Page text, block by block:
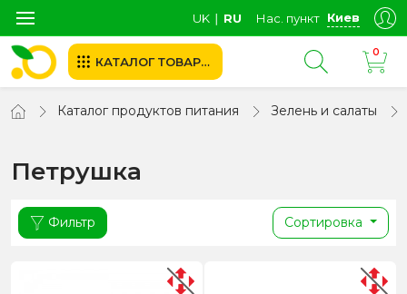
UK ∣ RU Нас. пункт Киев
КАТАЛОГ ТОВАРОВ
0
Каталог продуктов питания Зелень и салаты
Петрушка
Фильтр Сортировка